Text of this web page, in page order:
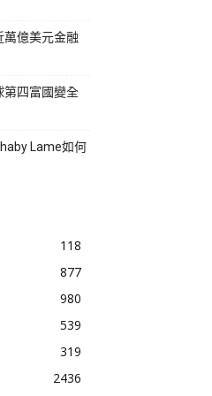
萬億美元金融
第四富國變全
Lame如何
118
877
980
539
319
2436